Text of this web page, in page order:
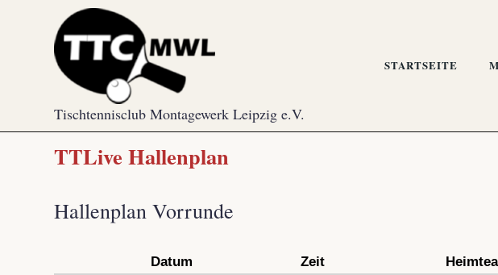
Tischtennisclub Montagewerk Leipzig e.V.
STARTSEITE
TTLive Hallenplan
Hallenplan Vorrunde
Datum Zeit